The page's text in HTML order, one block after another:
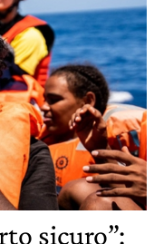
sicuro”: